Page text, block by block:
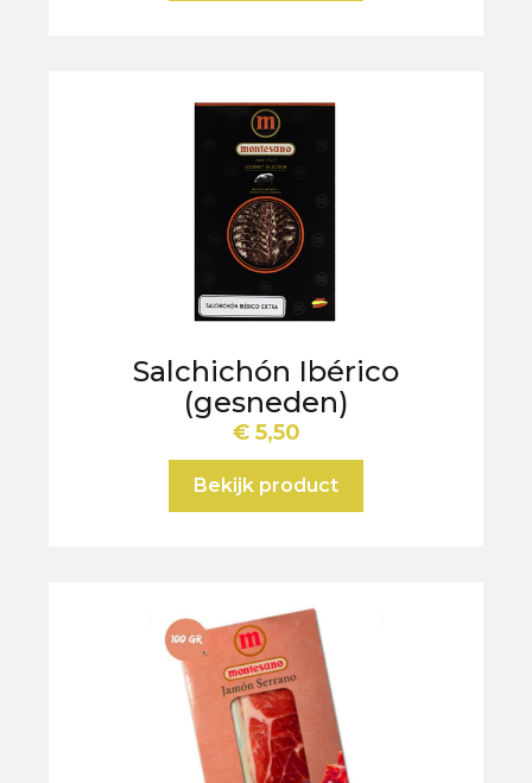
Salchichón Ibérico
(gesneden)
€5,50
Bekijk product